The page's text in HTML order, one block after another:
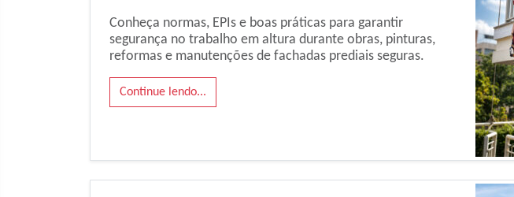
Conheça normas, EPIs e boas práticas para garantir
segurança no trabalho em altura durante obras, pinturas,
reformas e manutenções de fachadas prediais seguras.
Continue lendo...